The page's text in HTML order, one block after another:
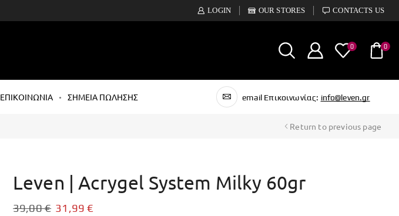
LOGIN OUR STORES CONTACTS US
0 0
ΕΠΙΚΟΙΝΩΝΙΑ ΣΗΜΕΙΑ ΠΩΛΗΣΗΣ email Επικοινωνίας: info@leven.gr
Return to previous page
Leven | Acrygel System Milky 60gr
39,00€ 31,99€